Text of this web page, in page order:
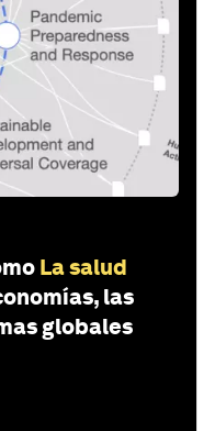
La salud
las
globales